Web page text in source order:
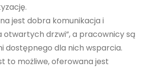
jest dobra komunikacja i
otwartych drzwi”, a pracownicy są
dostępnego dla nich wsparcia.
to możliwe, oferowana jest